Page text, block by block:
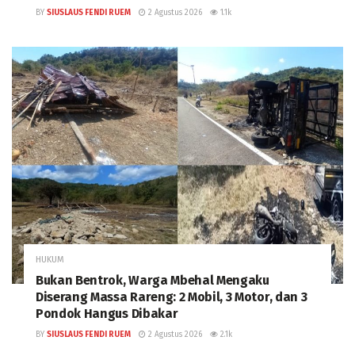
BY SIUSLAUS FENDI RUEM 2 Agustus 2026 1.1k
HUKUM
Bukan Bentrok, Warga Mbehal Mengaku
Diserang Massa Rareng: 2 Mobil, 3 Motor, dan 3
Pondok Hangus Dibakar
BY SIUSLAUS FENDI RUEM 2 Agustus 2026 2.1k